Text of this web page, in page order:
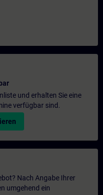
und erhalten Sie eine
verfügbar sind.
Nach Angabe Ihrer
umgehend ein